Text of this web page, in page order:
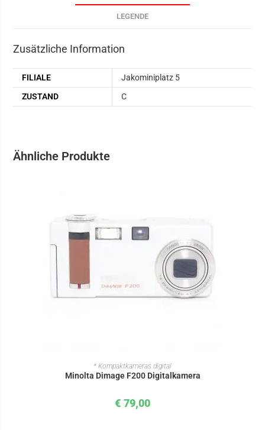
LEGENDE
Zusätzliche Information
FILIALE
Jakominiplatz 5
ZUSTAND
C
Ähnliche Produkte
IN DEN WARENKORB
* Kompaktkameras digital
Minolta Dimage F200 Digitalkamera
€ 79,00